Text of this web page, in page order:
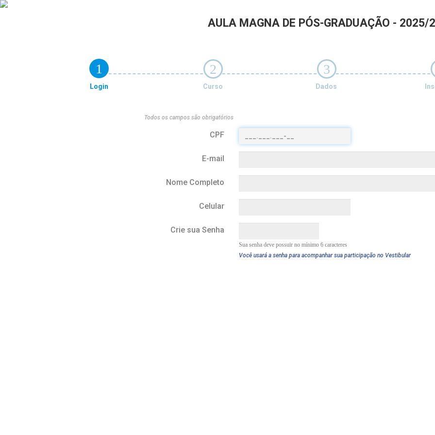
AULA MAGNA DE PÓS-GRADUAÇÃO - 2025/
1
Login
2
Curso
3
Dados
Todos os campos são obrigatórios
CPF
E-mail
Nome Completo
Celular
Crie sua Senha
Sua senha deve possuir no mínimo 6 caracteres
Você usará a senha para acompanhar sua participação no Vestibular